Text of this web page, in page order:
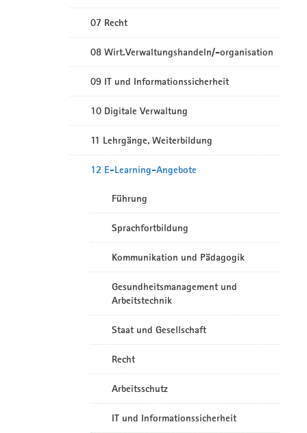
07 Recht
08 Wirt.Verwaltungshandeln/-organisation
09 IT und Informationssicherheit
10 Digitale Verwaltung
11 Lehrgänge, Weiterbildung
12 E-Learning-Angebote
Führung
Sprachfortbildung
Kommunikation und Pädagogik
Gesundheitsmanagement und
Arbeitstechnik
Staat und Gesellschaft
Recht
Arbeitsschutz
IT und Informationssicherheit